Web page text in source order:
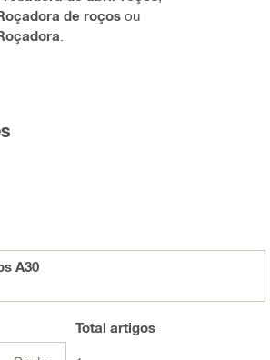
de roços ou
A30
Total artigos